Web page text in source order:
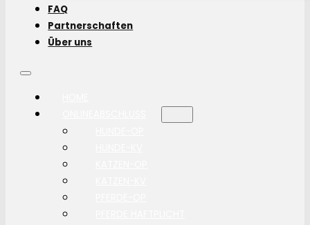
FAQ
Partnerschaften
Über uns